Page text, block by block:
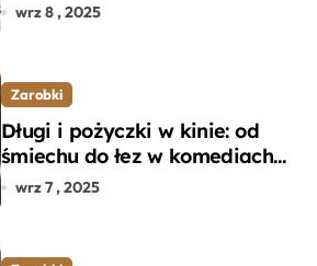
specjalistów w branży
wrz 8 , 2025
Zarobki
Długi i pożyczki w kinie: od
śmiechu do łez w komediach i
dramatach
wrz 7 , 2025